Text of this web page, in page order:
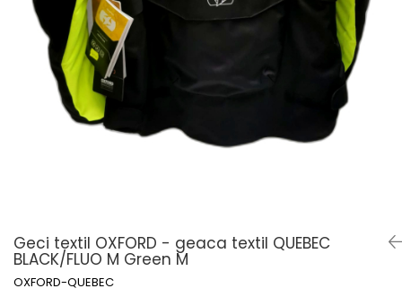
Pelerine de ploaie
Protectii
Rucsac/Borseta
Tricou / Geci / Termic
Roti/Accesorii
Ambreiaj
Evacuare
Cabluri si Conducte
Uleiuri si Lubrifianti
Geci textil OXFORD - geaca textil QUEBEC
BLACK/FLUO M Green M
OXFORD-QUEBEC